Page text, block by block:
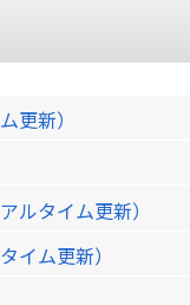
更新）
ルタイム更新）
イム更新）